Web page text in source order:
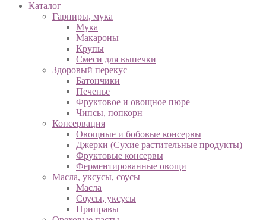
Каталог
Гарниры, мука
Мука
Макароны
Крупы
Смеси для выпечки
Здоровый перекус
Батончики
Печенье
Фруктовое и овощное пюре
Чипсы, попкорн
Консервация
Овощные и бобовые консервы
Джерки (Сухие растительные продукты)
Фруктовые консервы
Ферментированные овощи
Масла, уксусы, соусы
Масла
Соусы, уксусы
Приправы